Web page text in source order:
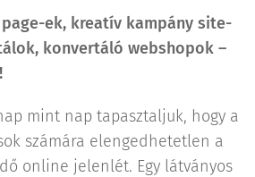
ek, kreatív kampány site-
konvertáló webshopok –
mint nap tapasztaljuk, hogy a
számára elengedhetetlen a
online jelenlét. Egy látványos